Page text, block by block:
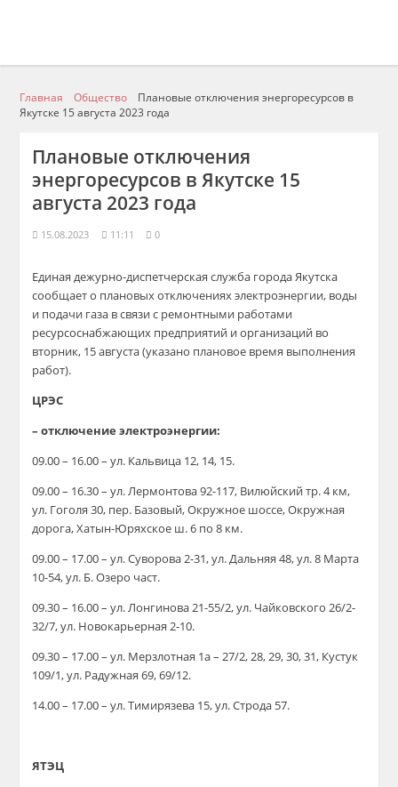
Главная Общество
Плановые отключения энергоресурсов в
Якутске 15 августа 2023 года
Плановые отключения
энергоресурсов в Якутске 15
августа 2023 года
15.08.2023 11:11 0
Единая дежурно-диспетчерская служба города Якутска
сообщает о плановых отключениях электроэнергии, воды
и подачи газа в связи с ремонтными работами
ресурсоснабжающих предприятий и организаций во
вторник, 15 августа (указано плановое время выполнения
работ).
ЦРЭС
– отключение электроэнергии:
09.00 – 16.00 – ул. Кальвица 12, 14, 15.
09.00 – 16.30 – ул. Лермонтова 92-117, Вилюйский тр. 4 км,
ул. Гоголя 30, пер. Базовый, Окружное шоссе, Окружная
дорога, Хатын-Юряхское ш. 6 по 8 км.
09.00 – 17.00 – ул. Суворова 2-31, ул. Дальняя 48, ул. 8 Марта
10-54, ул. Б. Озеро част.
09.30 – 16.00 – ул. Лонгинова 21-55/2, ул. Чайковского 26/2-
32/7, ул. Новокарьерная 2-10.
09.30 – 17.00 – ул. Мерзлотная 1а – 27/2, 28, 29, 30, 31, Кустук
109/1, ул. Радужная 69, 69/12.
14.00 – 17.00 – ул. Тимирязева 15, ул. Строда 57.
ЯТЭЦ